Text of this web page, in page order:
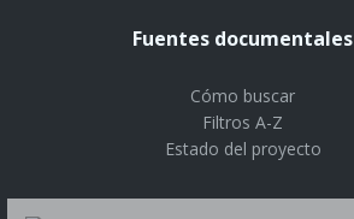
Fuentes documentales
Cómo buscar
Filtros A-Z
Estado del proyecto